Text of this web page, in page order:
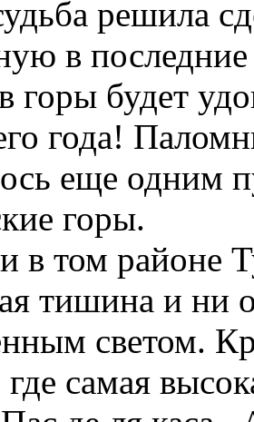
решила
в
горы будет
года!
еще одним
горы.
в том районе
тишина и ни
светом.
самая